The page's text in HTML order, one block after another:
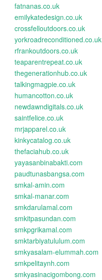
fatnanas.co.uk
emilykatedesign.co.uk
crossfelloutdoors.co.uk
yorkroadreconditioned.co.uk
rfrankoutdoors.co.uk
teaparentrepeat.co.uk
thegenerationhub.co.uk
talkingmagpie.co.uk
humancotton.co.uk
newdawndigitals.co.uk
saintfelice.co.uk
mrjapparel.co.uk
kinkycatalog.co.uk
thefaciahub.co.uk
yayasanbinabakti.com
paudtunasbangsa.com
smkal-amin.com
smkal-manar.com
smkdarulamal.com
smkitpasundan.com
smkpgrikamal.com
smktarbiyatululum.com
smkyasalam-elummah.com
smkpelitaynh.com
smkyasinacigombong.com